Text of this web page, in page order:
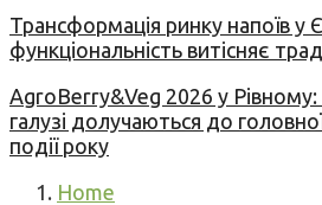
Трансформація ринку напоїв у
функціональність витісняє
AgroBerry&Veg 2026 у Рівному:
галузі долучаються до
події року
Home